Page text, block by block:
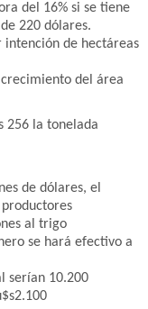
del 16% si se tiene
220 dólares.
intención de hectáreas
del área
256 la tonelada
de dólares, el
al trigo
se hará efectivo a
serían 10.200